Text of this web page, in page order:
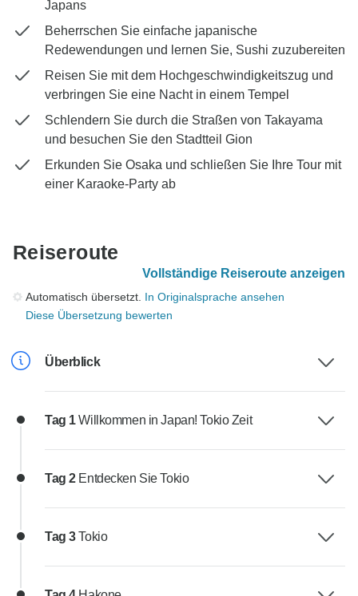
Japans
Beherrschen Sie einfache japanische
Redewendungen und lernen Sie, Sushi zuzubereiten
Reisen Sie mit dem Hochgeschwindigkeitszug und
verbringen Sie eine Nacht in einem Tempel
Schlendern Sie durch die Straßen von Takayama
und besuchen Sie den Stadtteil Gion
Erkunden Sie Osaka und schließen Sie Ihre Tour mit
einer Karaoke-Party ab
Reiseroute
Vollständige Reiseroute anzeigen
Automatisch übersetzt. In Originalsprache ansehen
Diese Übersetzung bewerten
Überblick
Tag 1Willkommen in Japan! Tokio Zeit
Tag 2 Entdecken Sie Tokio
Tag 3Tokio